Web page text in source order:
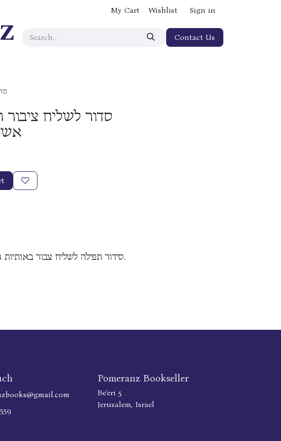
My Cart Wishlist Sign in
Contact Us
סדור לשליח
סידור תפילה לשליח צבור באותיות גדולות ובסדר חדש. כולל תהילים.
Pomeranz Bookseller
Be'eri 5
Jerusalem, Israel